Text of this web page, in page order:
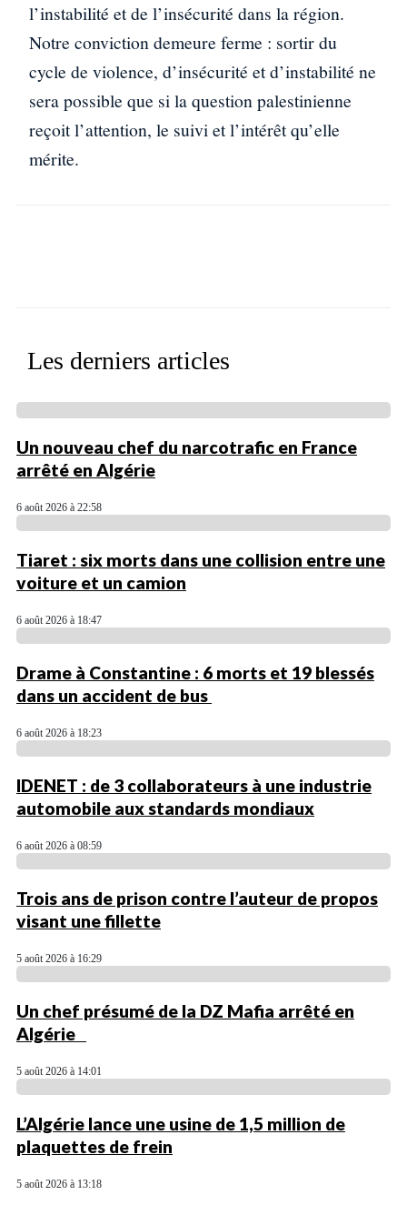
l’instabilité et de l’insécurité dans la région.
Notre conviction demeure ferme : sortir du
cycle de violence, d’insécurité et d’instabilité ne
sera possible que si la question palestinienne
reçoit l’attention, le suivi et l’intérêt qu’elle
mérite.
Les derniers articles
Un nouveau chef du narcotrafic en France
arrêté en Algérie
6 août 2026 à 22:58
Tiaret : six morts dans une collision entre une
voiture et un camion
6 août 2026 à 18:47
Drame à Constantine : 6 morts et 19 blessés
dans un accident de bus
6 août 2026 à 18:23
IDENET : de 3 collaborateurs à une industrie
automobile aux standards mondiaux
6 août 2026 à 08:59
Trois ans de prison contre l’auteur de propos
visant une fillette
5 août 2026 à 16:29
Un chef présumé de la DZ Mafia arrêté en
Algérie
5 août 2026 à 14:01
L’Algérie lance une usine de 1,5 million de
plaquettes de frein
5 août 2026 à 13:18